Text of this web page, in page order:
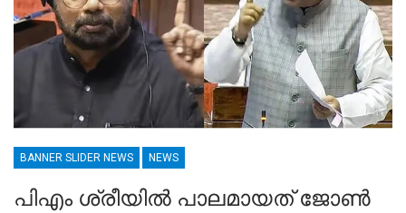
BANNER SLIDER NEWS NEWS
പിഎം ശ്രീയിൽ പാലമായത് ജോൺ